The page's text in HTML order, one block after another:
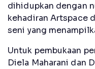
dihidupkan dengan
kehadiran Artspace
seni yang
Untuk pembukaan
Diela Maharani dan